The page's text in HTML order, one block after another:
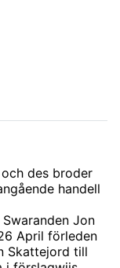
des broder
handell
Jon
April förleden
Skattejord till